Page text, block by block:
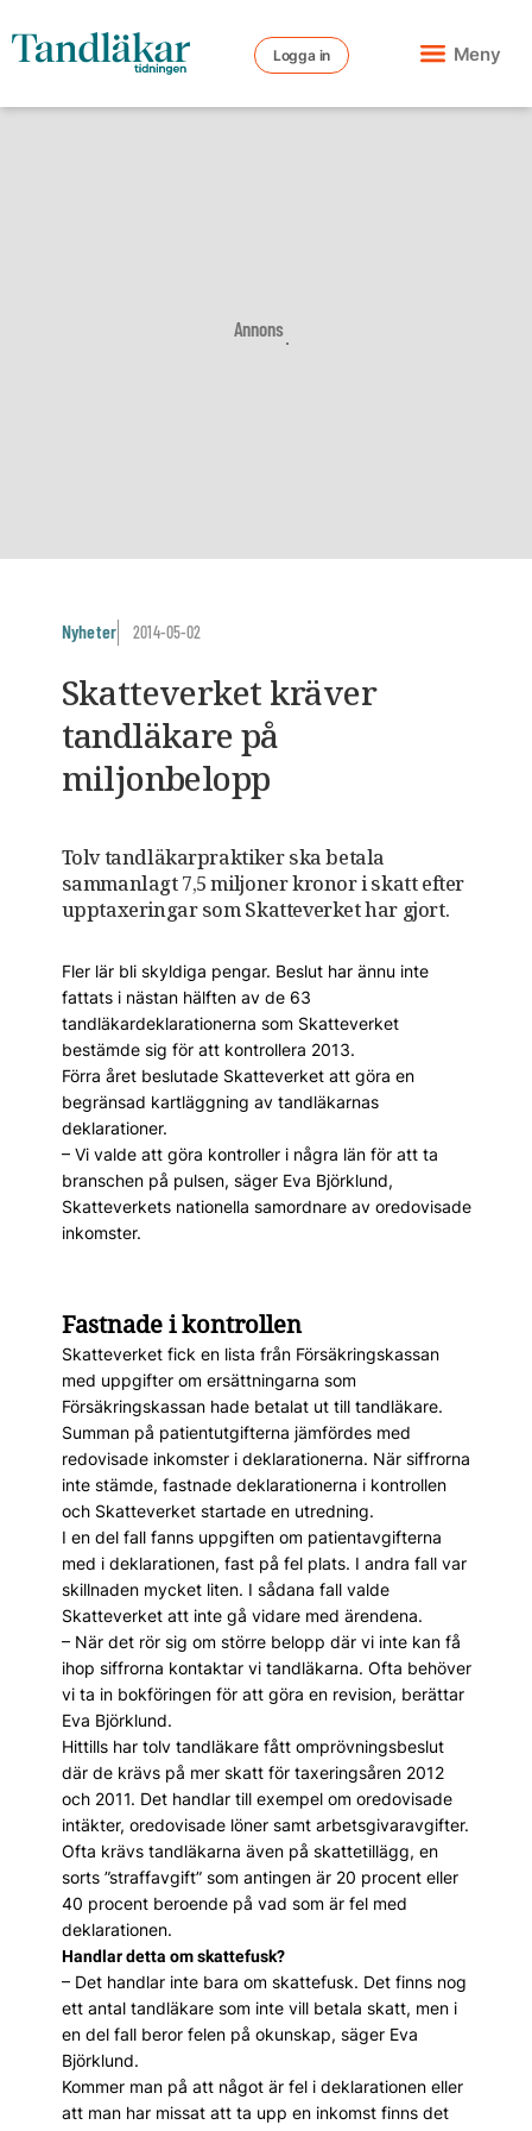
Logga in Meny
Annons
Nyheter 2014-05-02
Skatteverket kräver
tandläkare på
miljonbelopp
Tolv tandläkarpraktiker ska betala
sammanlagt 7,5 miljoner kronor i skatt efter
upptaxeringar som Skatteverket har gjort.
Fler lär bli skyldiga pengar. Beslut har ännu inte
fattats i nästan hälften av de 63
tandläkardeklarationerna som Skatteverket
bestämde sig för att kontrollera 2013.
Förra året beslutade Skatteverket att göra en
begränsad kartläggning av tandläkarnas
deklarationer.
– Vi valde att göra kontroller i några län för att ta
branschen på pulsen, säger Eva Björklund,
Skatteverkets nationella samordnare av oredovisade
inkomster.
Fastnade i kontrollen
Skatteverket fick en lista från Försäkringskassan
med uppgifter om ersättningarna som
Försäkringskassan hade betalat ut till tandläkare.
Summan på patientutgifterna jämfördes med
redovisade inkomster i deklarationerna. När siffrorna
inte stämde, fastnade deklarationerna i kontrollen
och Skatteverket startade en utredning.
I en del fall fanns uppgiften om patientavgifterna
med i deklarationen, fast på fel plats. I andra fall var
skillnaden mycket liten. I sådana fall valde
Skatteverket att inte gå vidare med ärendena.
– När det rör sig om större belopp där vi inte kan få
ihop siffrorna kontaktar vi tandläkarna. Ofta behöver
vi ta in bokföringen för att göra en revision, berättar
Eva Björklund.
Hittills har tolv tandläkare fått omprövningsbeslut
där de krävs på mer skatt för taxeringsåren 2012
och 2011. Det handlar till exempel om oredovisade
intäkter, oredovisade löner samt arbetsgivaravgifter.
Ofta krävs tandläkarna även på skattetillägg, en
sorts ”straffavgift” som antingen är 20 procent eller
40 procent beroende på vad som är fel med
deklarationen.
Handlar detta om skattefusk?
– Det handlar inte bara om skattefusk. Det finns nog
ett antal tandläkare som inte vill betala skatt, men i
en del fall beror felen på okunskap, säger Eva
Björklund.
Kommer man på att något är fel i deklarationen eller
att man har missat att ta upp en inkomst finns det